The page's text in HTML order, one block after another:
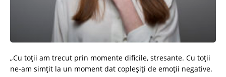
„Cu toții am trecut prin momente dificile, stresante. Cu toții
ne-am simțit la un moment dat copleșiți de emoții negative.